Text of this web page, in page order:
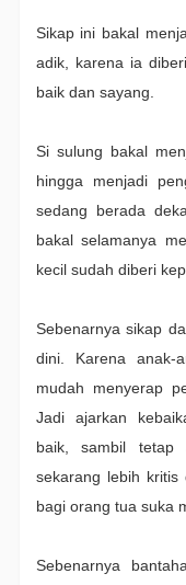
Sikap ini bakal
adik, karena ia
baik dan sayang.
Si sulung bakal
hingga menjadi
sedang berada
bakal selamanya
kecil sudah diberi
Sebenarnya sikap
dini. Karena anak-
mudah menyerap
Jadi ajarkan
baik, sambil tetap
sekarang lebih kritis
bagi orang tua suka
Sebenarnya